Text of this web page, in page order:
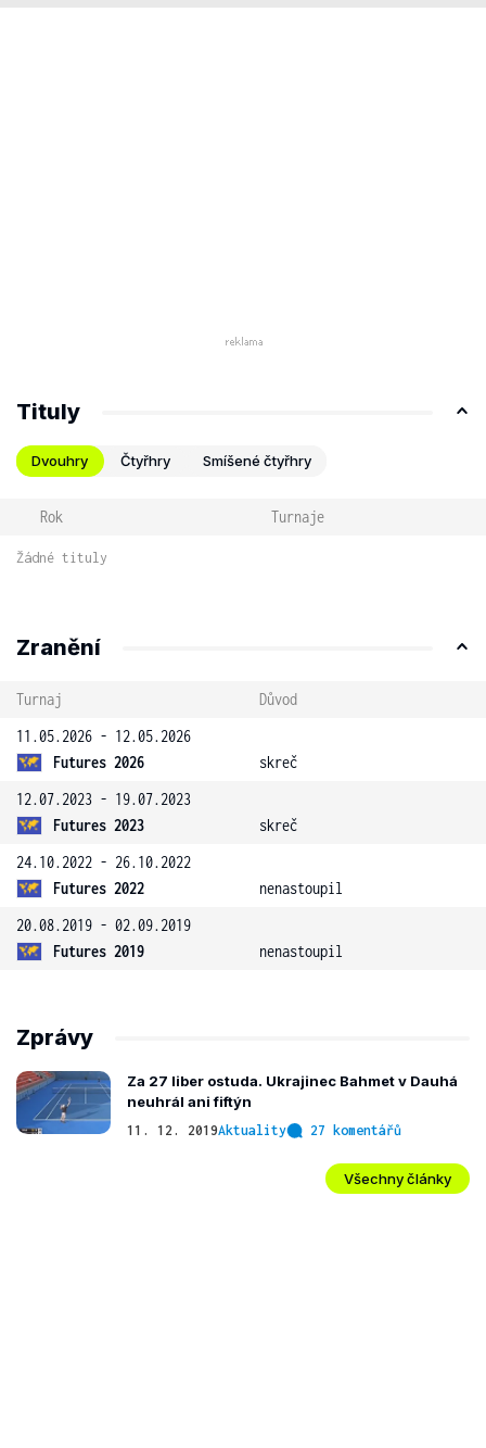
Tituly
Dvouhry Čtyřhry Smíšené čtyřhry
Rok Turnaje
Žádné tituly
Zranění
Turnaj
Důvod
11.05.2026 - 12.05.2026
Futures 2026
skreč
12.07.2023 - 19.07.2023
Futures 2023
skreč
24.10.2022 - 26.10.2022
Futures 2022
nenastoupil
20.08.2019 - 02.09.2019
Futures 2019
nenastoupil
Zprávy
Za 27 liber ostuda. Ukrajinec Bahmet v Dauhá
neuhrál ani fiftýn
11. 12. 2019Aktuality 27 komentářů
Všechny články